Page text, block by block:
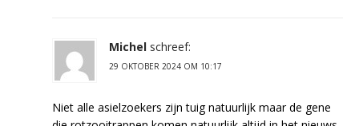
Michel schreef:
29 OKTOBER 2024 OM 10:17
Niet alle asielzoekers zijn tuig natuurlijk maar de gene